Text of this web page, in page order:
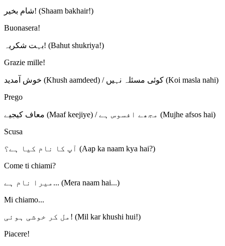
شام بخیر! (Shaam bakhair!)
Buonasera!
بہت شکریہ! (Bahut shukriya!)
Grazie mille!
خوش آمدید (Khush aamdeed) / کوئی مسئلہ نہیں (Koi masla nahi)
Prego
معاف کیجیے (Maaf keejiye) / مجھے افسوس ہے (Mujhe afsos hai)
Scusa
آپ کا نام کیا ہے؟ (Aap ka naam kya hai?)
Come ti chiami?
میرا نام ہے... (Mera naam hai...)
Mi chiamo...
مل کر خوشی ہوئی! (Mil kar khushi hui!)
Piacere!